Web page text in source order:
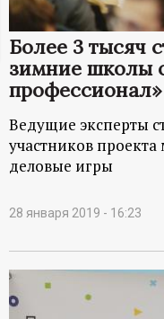
а
ц
и
о
н
н
ы
Более 3 тысяч
зимние школы
профессионал»
Ведущие эксперты
участников
деловые игры
28 января 2019 - 16:23